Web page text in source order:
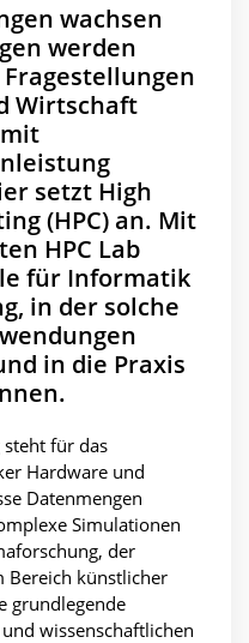
wachsen
werden
Wirtschaft
setzt High
(HPC) an. Mit
HPC Lab
für Informatik
in der solche
in die Praxis
für das
Hardware und
Datenmengen
Simulationen
der
Bereich künstlicher
grundlegende
wissenschaftlichen